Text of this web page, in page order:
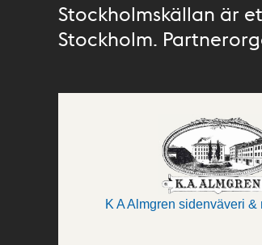
Stockholmskällan är
Stockholm.
K A Almgren sidenväveri &